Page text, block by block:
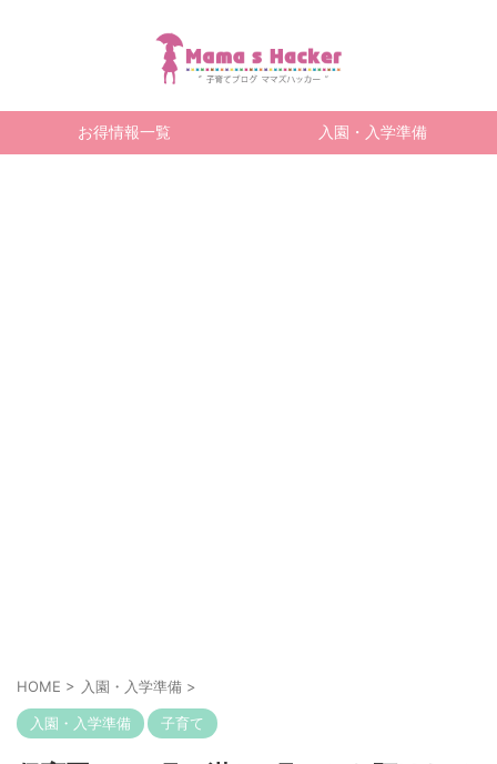
お得情報一覧 入園・入学準備
HOME > 入園・入学準備 >
入園・入学準備 子育て